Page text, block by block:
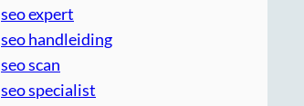
seo expert
seo handleiding
seo scan
seo specialist